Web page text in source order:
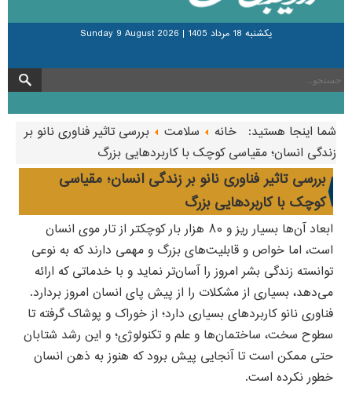
يكشنبه 18 مرداد 1405 |
Sunday 9 August 2026
شما اینجا هستید: خانه سلامت
بررسی تاثیر فناوری نانو بر
زندگی انسان؛ مقیاسی کوچک با کاربردهایی بزرگ
بررسی تاثیر فناوری نانو بر زندگی انسان؛ مقیاسی
کوچک با کاربردهایی بزرگ
ابعاد آن‌ها بسیار ریز و ۸۰ هزار بار کوچکتر از تار موی انسان
است، اما خواص و قابلیت‌های بزرگ و مهمی دارند که به نوعی
توانسته زندگی بشر امروز را آسان‌تر نماید و با خدماتی که ارائه
می‌دهد، بسیاری از مشکلات را از پیش پای انسان امروز بردارد.
فناوری نانو کاربردهای بسیاری دارد؛ از خوراک و پوشاک گرفته تا
سطوح سخت، ساختمان‌ها و علم و تکنولوژی؛ و این رشد شتابان
حتی ممکن است تا آنجایی پیش برود که هنوز به ذهن انسان
خطور نکرده است.